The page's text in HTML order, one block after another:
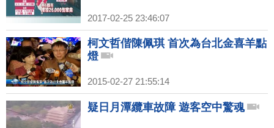
2017-02-25 23:46:07
柯文哲偕陳佩琪 首次為台北金喜羊點
燈
2015-02-27 21:55:14
疑日月潭纜車故障 遊客空中驚魂